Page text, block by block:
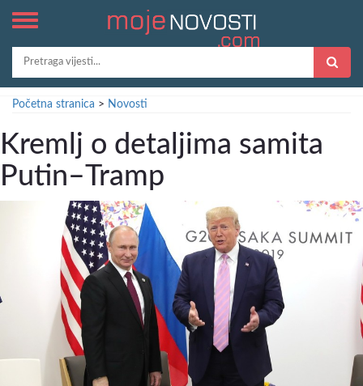
Početna stranica > Novosti
Kremlj o detaljima samita
Putin–Tramp